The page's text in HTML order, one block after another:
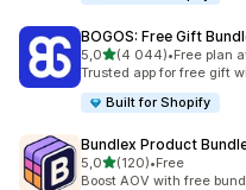
BOGOS: Free Gift
5,0z 5 hvězd
(4 044)
Celkový počet recenzí:
•Free plan
Trusted app for free gift
Built for Shopify
Bundlex Product
5,0z 5 hvězd
(120)
Celkový počet recenzí: 120
•Free
Boost AOV with free